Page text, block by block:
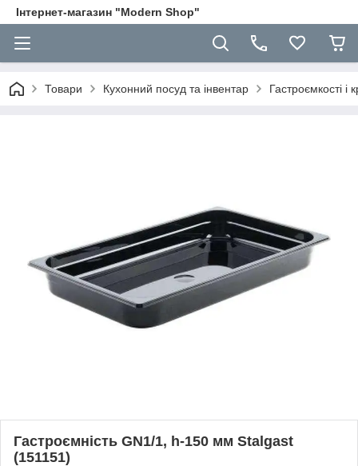
Інтернет-магазин "Modern Shop"
Товари Кухонний посуд та інвентар Гастроємкості і
Гастроємність GN1/1, h-150 мм Stalgast
(151151)